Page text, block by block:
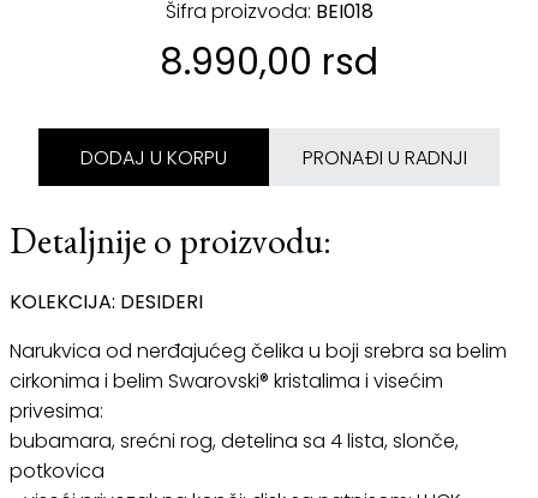
Šifra proizvoda: BEI018
8.990,00 rsd
DODAJ U KORPU PRONAĐI U RADNJI
Detaljnije o proizvodu:
KOLEKCIJA: DESIDERI
Narukvica od nerđajućeg čelika u boji srebra sa belim
cirkonima i belim Swarovski® kristalima i visećim
privesima:
bubamara, srećni rog, detelina sa 4 lista, slonče,
potkovica